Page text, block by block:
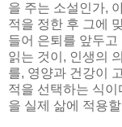
을 주는 소설인가,
적을 정한 후 그에
들어 은퇴를 앞두고
읽는 것이, 인생의
를, 영양과 건강이
적을 선택하는 식
을 실제 삶에 적용